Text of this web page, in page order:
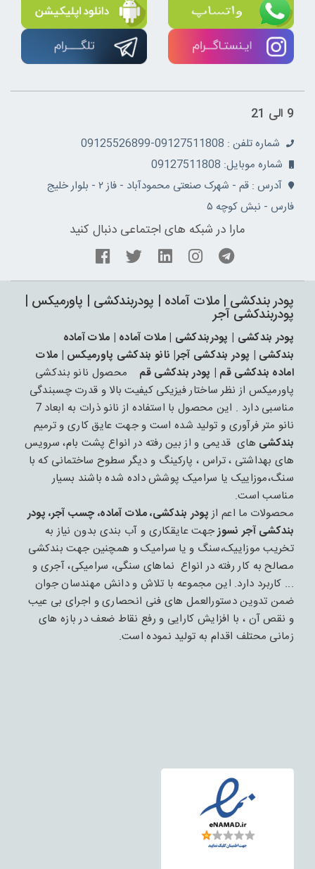
9 الی 21
شماره تلفن : 09127511808-09125526899
شماره موبایل: 09127511808
آدرس : قم - شهرک صنعتی محمودآباد - فاز ۲ - بلوار خلیج
فارس - نبش کوچه ۵
مارا در شبکه های اجتماعی دنبال کنید
پودر بندکشی | ملات آماده | پودربندکشی | پاورمیکس |
پودربندکشی آجر
پودر بندکشی | پودربندکشی | ملات آماده | ملات آماده
بندکشی | پودر بندکشی آجر| نانو بندکشی پاورمیکس | ملات
اماده بندکشی قم | پودر بندکشی قم
محصول نانو بندکشی
پاورمیکس از نظر ساختار فیزیکی کیفیت بالا و قدرت چسبندگی
مناسبی دارد . این محصول با استفاده از نانو ذرات به ابعاد 7
نانو متر فرآوری و تولید شده است و جهت عایق کاری و ترمیم
بندکشی های قدیمی و از بین رفته در انواع پشت بام، سرویس
های بهداشتی ، تراس ، پارکینگ و دیگر سطوح ساختمانی که با
سنگ،موزاییک یا سرامیک پوشش داده شده باشند بسیار
مناسب است.
محصولات ما اعم ازپودر بندکشی، ملات آماده، چسب آجر، پودر
بندکشی آجر نسوزجهت عایقکاری و آب بندی بدون نیاز به
تخریب موزاییک،سنگ و یا سرامیک و همچنین جهت بندکشی
مصالح به کار رفته در انواع نماهای سنگی، سرامیکی، آجری و
... کاربرد دارد. این مجموعه با تلاش و دانش مهندسان جوان
ضمن تدوین دستورالعمل های فنی انحصاری و اجرای بی عیب
و نقص آن ، با افزایش کارایی و رفع نقاط ضعف در بازه های
زمانی محتلف اقدام به تولید نموده است.